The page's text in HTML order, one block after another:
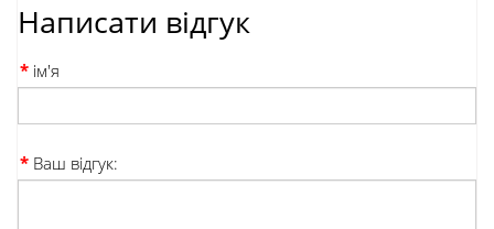
Написати відгук
ім'я
Ваш відгук: